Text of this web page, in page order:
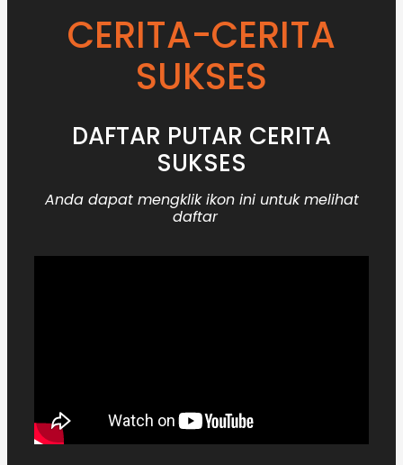
CERITA-CERITA
SUKSES
DAFTAR PUTAR CERITA
SUKSES
Anda dapat mengklik ikon ini untuk melihat
daftar